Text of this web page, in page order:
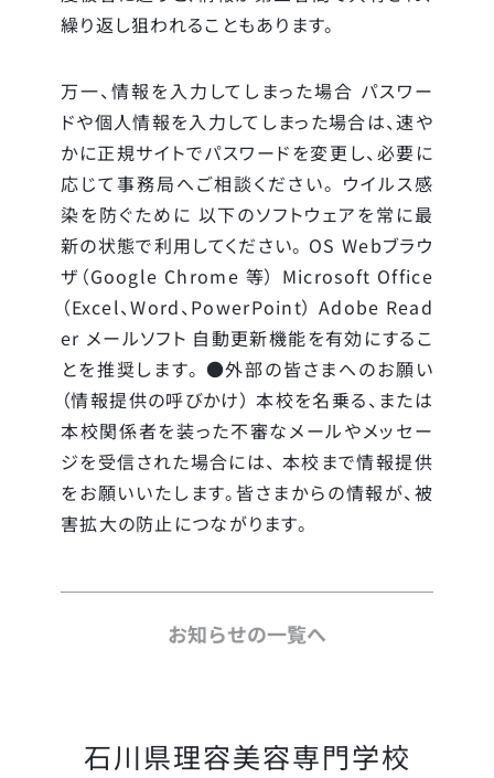
繰り返し狙われることもあります。
万一、情報を入力してしまった場合 パスワー
ドや個人情報を入力してしまった場合は、速や
かに正規サイトでパスワードを変更し、必要に
応じて事務局へご相談ください。 ウイルス感
染を防ぐために 以下のソフトウェアを常に最
新の状態で利用してください。 OS Webブラウ
ザ（Google Chrome 等） Microsoft Office
（Excel、Word、PowerPoint） Adobe Read
er メールソフト 自動更新機能を有効にするこ
とを推奨します。 ●外部の皆さまへのお願い
（情報提供の呼びかけ） 本校を名乗る、または
本校関係者を装った不審なメールやメッセー
ジを受信された場合には、 本校まで情報提供
をお願いいたします。皆さまからの情報が、被
害拡大の防止につながります。
お知らせの一覧へ
石川県理容美容専門学校